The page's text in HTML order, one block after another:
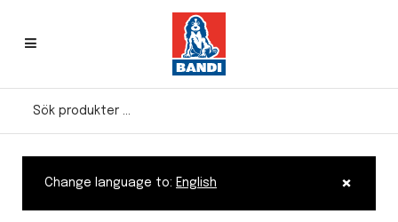
×
Change language to: English